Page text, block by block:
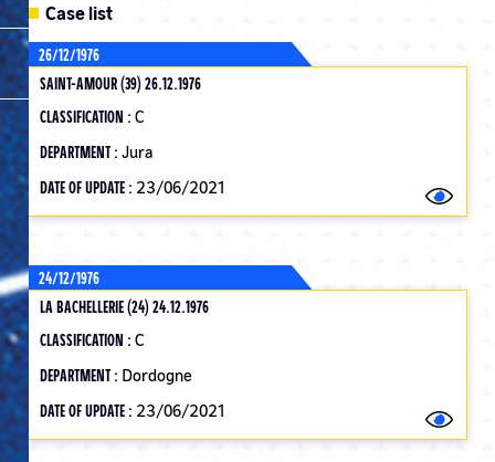
ADVANCED SEARCH
Case list
26/12/1976
SAINT-AMOUR (39) 26.12.1976
CLASSIFICATION : C
DEPARTMENT : Jura
DATE OF UPDATE : 23/06/2021
24/12/1976
LA BACHELLERIE (24) 24.12.1976
CLASSIFICATION : C
DEPARTMENT : Dordogne
DATE OF UPDATE : 23/06/2021